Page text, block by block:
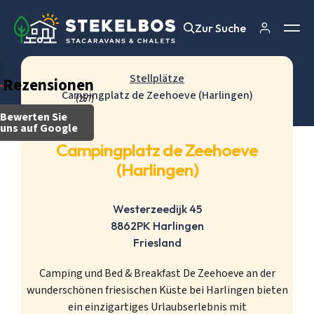
Rezensionen
(257)
Bewerten Sie
uns auf Google
Zur Suche
Zur Suche
Stellplätze
Campingplatz de Zeehoeve (Harlingen)
Campingplatz de Zeehoeve
(Harlingen)
Westerzeedijk 45
8862PK Harlingen
Friesland
Camping und Bed & Breakfast De Zeehoeve an der
wunderschönen friesischen Küste bei Harlingen bieten
ein einzigartiges Urlaubserlebnis mit